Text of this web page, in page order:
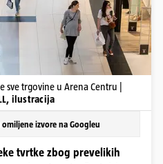
trgovine u Arena Centru |
ilustracija
izvore na Googleu
tvrtke zbog prevelikih